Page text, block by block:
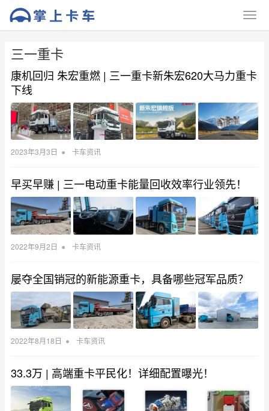
三一重卡
康机回归 朱宏重燃 | 三一重卡新朱宏620大马力重卡
下线
2023年3月3日 • 卡车资讯
早买早赚 | 三一电动重卡能量回收效率行业领先！
2022年9月2日 • 卡车资讯
屡夺全国销冠的新能源重卡，具备哪些冠军品质？
2022年8月18日 • 卡车资讯
33.3万 | 高端重卡平民化！详细配置曝光！